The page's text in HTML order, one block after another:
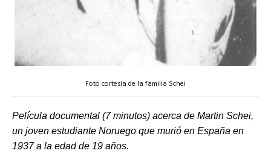
Foto cortesía de la familia Schei
Película documental (7 minutos) acerca de Martin Schei,
un joven estudiante Noruego que murió en España en
1937 a la edad de 19 años.